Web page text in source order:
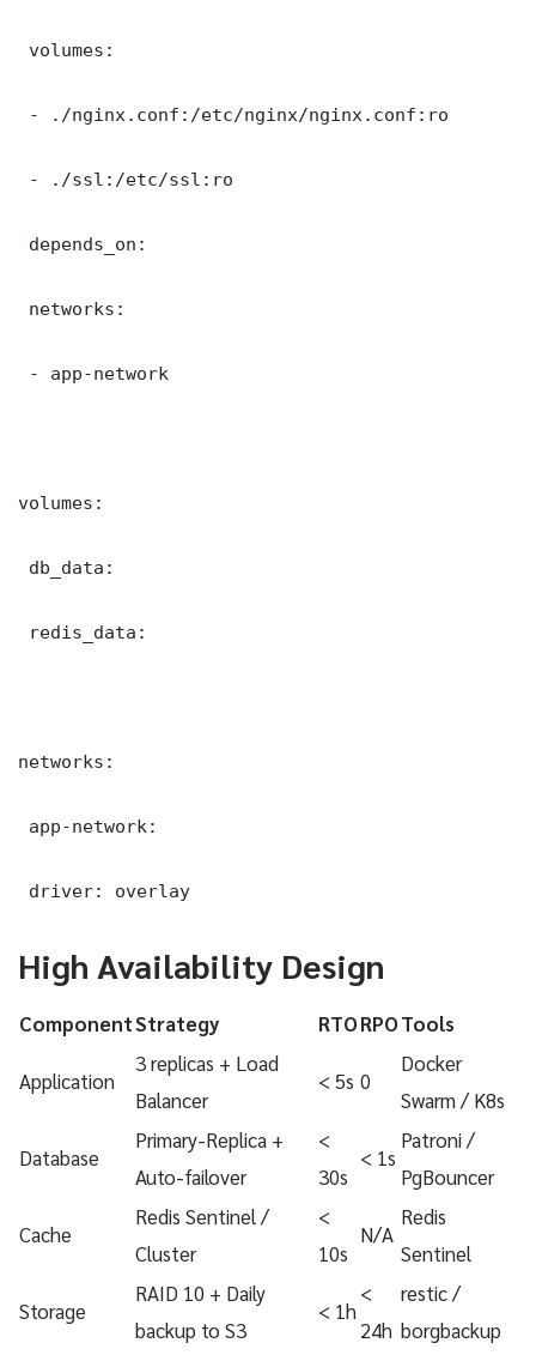
volumes:
- ./nginx.conf:/etc/nginx/nginx.conf:ro
- ./ssl:/etc/ssl:ro
depends_on:
networks:
- app-network
volumes:
db_data:
redis_data:
networks:
app-network:
driver: overlay
High Availability Design
ComponentStrategy RTORPOTools
Application
3 replicas + Load
Balancer
< 5s 0
Docker
Swarm / K8s
Database
Primary-Replica +
Auto-failover
<
30s
< 1s
Patroni /
PgBouncer
Cache
Redis Sentinel /
Cluster
<
10s
N/A
Redis
Sentinel
Storage
RAID 10 + Daily
backup to S3
< 1h
<
24h
restic /
borgbackup